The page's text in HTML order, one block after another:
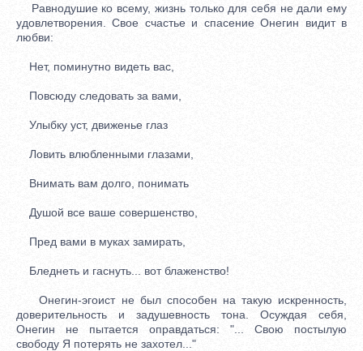
Равнодушие ко всему, жизнь только для себя не дали ему
удовлетворения. Свое счастье и спасение Онегин видит в
любви:
Нет, поминутно видеть вас,
Повсюду следовать за вами,
Улыбку уст, движенье глаз
Ловить влюбленными глазами,
Внимать вам долго, понимать
Душой все ваше совершенство,
Пред вами в муках замирать,
Бледнеть и гаснуть... вот блаженство!
Онегин-эгоист не был способен на такую искренность,
доверительность и задушевность тона. Осуждая себя,
Онегин не пытается оправдаться: "... Свою постылую
свободу Я потерять не захотел..."